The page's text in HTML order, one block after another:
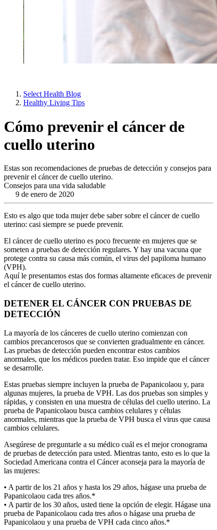
Select Health Blog
Healthy Living Tips
Cómo prevenir el cáncer de
cuello uterino
Estas son recomendaciones de pruebas de detección y consejos para
prevenir el cáncer de cuello uterino.
Consejos para una vida saludable
9 de enero de 2020
Esto es algo que toda mujer debe saber sobre el cáncer de cuello
uterino: casi siempre se puede prevenir.
El cáncer de cuello uterino es poco frecuente en mujeres que se
someten a pruebas de detección regulares. Y hay una vacuna que
protege contra su causa más común, el virus del papiloma humano
(VPH).
Aquí le presentamos estas dos formas altamente eficaces de prevenir
el cáncer de cuello uterino.
DETENER EL CÁNCER CON PRUEBAS DE
DETECCIÓN
La mayoría de los cánceres de cuello uterino comienzan con
cambios precancerosos que se convierten gradualmente en cáncer.
Las pruebas de detección pueden encontrar estos cambios
anormales, que los médicos pueden tratar. Eso impide que el cáncer
se desarrolle.
Estas pruebas siempre incluyen la prueba de Papanicolaou y, para
algunas mujeres, la prueba de VPH. Las dos pruebas son simples y
rápidas, y consisten en una muestra de células del cuello uterino. La
prueba de Papanicolaou busca cambios celulares y células
anormales, mientras que la prueba de VPH busca el virus que causa
cambios celulares.
Asegúrese de preguntarle a su médico cuál es el mejor cronograma
de pruebas de detección para usted. Mientras tanto, esto es lo que la
Sociedad Americana contra el Cáncer aconseja para la mayoría de
las mujeres:
• A partir de los 21 años y hasta los 29 años, hágase una prueba de
Papanicolaou cada tres años.*
• A partir de los 30 años, usted tiene la opción de elegir. Hágase una
prueba de Papanicolaou cada tres años o hágase una prueba de
Papanicolaou y una prueba de VPH cada cinco años.*